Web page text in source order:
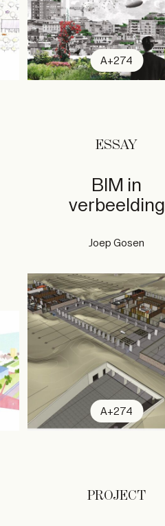
A+274
ESSAY
BIM in
verbeelding
Joep Gosen
A+274
PROJECT